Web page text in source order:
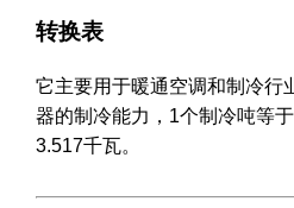
转换表
它主要用于暖通空调和制冷行
器的制冷能力，1个制冷吨等
3.517千瓦。